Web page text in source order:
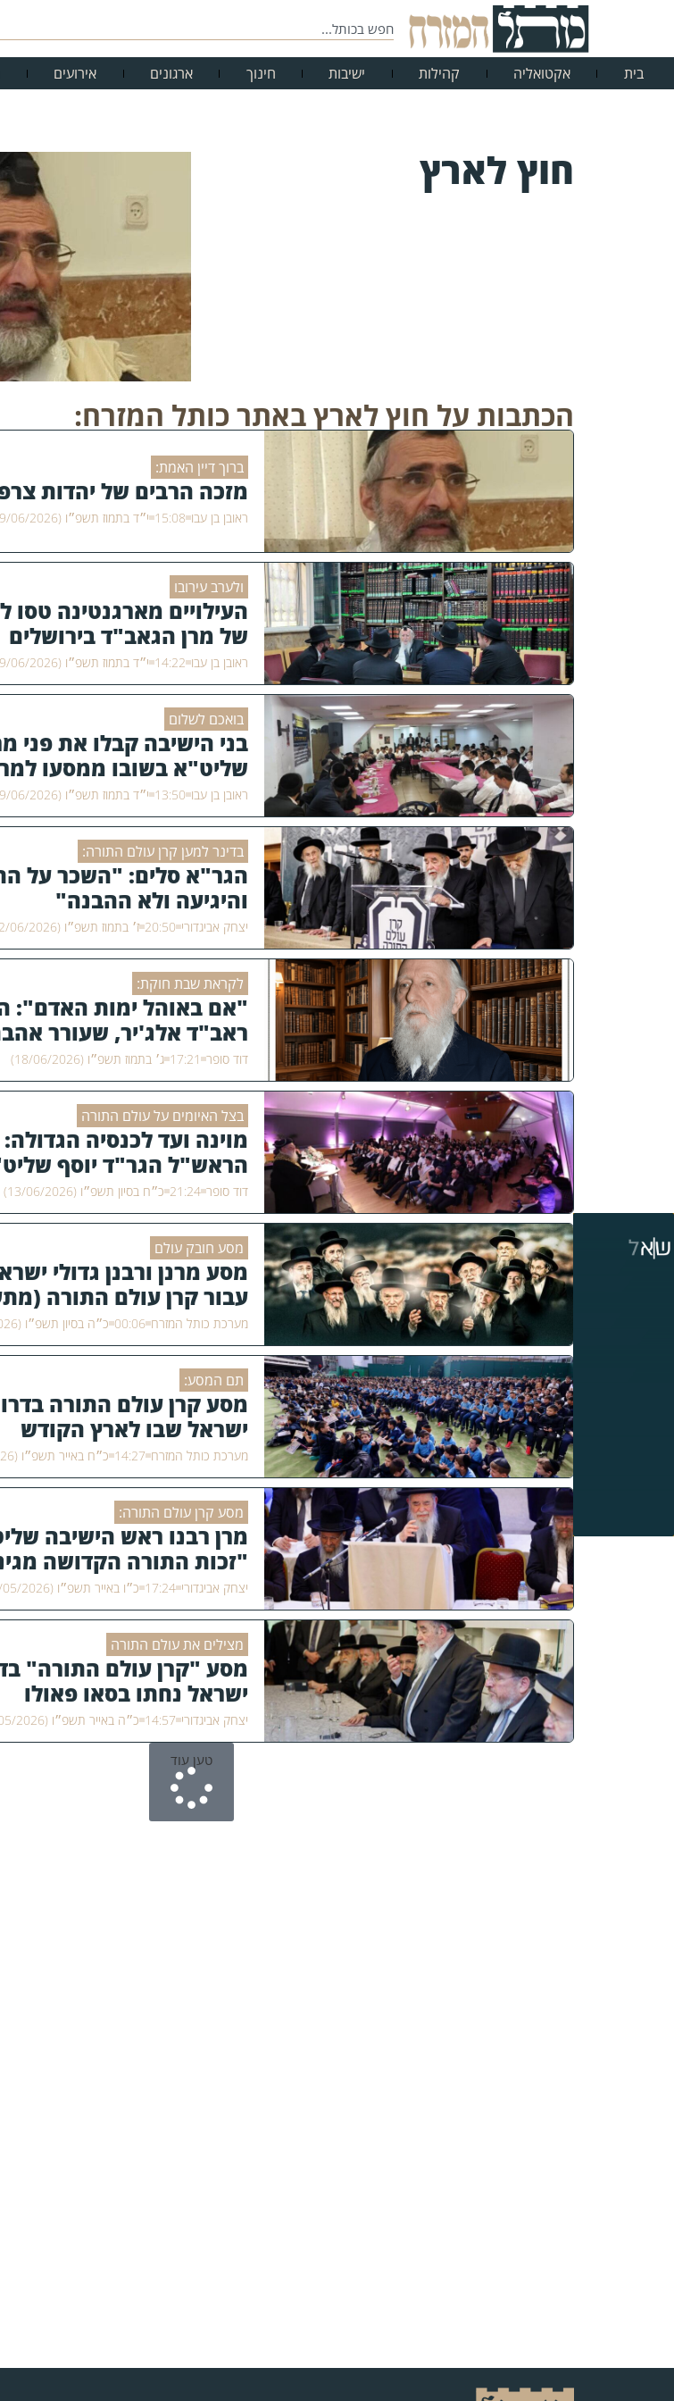
בית אקטואליה קהילות ישיבות חינוך ארגונים אירועים
חוץ לארץ
הכתבות על חוץ לארץ באתר כותל המזרח:
ברוך דיין האמת:
מזכה הרבים של יהדות
ראובן בן עבו 15:08 י״ד בתמוז תשפ״ו (29/06/2026)
ולערב עירובו
העילויים מארגנטינה
של מרן הגאב"ד בירושלים
ראובן בן עבו 14:22 י״ד בתמוז תשפ״ו (29/06/2026)
בואכם לשלום
בני הישיבה קבלו את פני
שליט"א בשובו ממסעו
ראובן בן עבו 13:50 י״ד בתמוז תשפ״ו (29/06/2026)
בדינר למען קרן עולם התורה:
הגר"א סלים: "השכר על
והיגיעה ולא ההבנה"
יצחק אביגדורי 20:50 ז׳ בתמוז תשפ״ו (22/06/2026)
לקראת שבת חוקת:
"אם באוהל ימות האדם":
ראב"ד אלג'יר, שעורר
דוד סופר 17:21 ג׳ בתמוז תשפ״ו (18/06/2026)
בצל האיומים על עולם התורה
מוינה ועד לכנסיה
הראש"ל הגר"ד יוסף
דוד סופר 21:24 כ״ח בסיון תשפ״ו (13/06/2026)
מסע חובק עולם
מסע מרנן ורבנן גדולי
עבור קרן עולם התורה
מערכת כותל המזרח 00:06 כ״ה בסיון תשפ״ו (10/06/2026)
תם המסע:
מסע קרן עולם התורה
ישראל שבו לארץ הקודש
מערכת כותל המזרח 14:27 כ״ח באייר תשפ״ו (15/05/2026)
מסע קרן עולם התורה:
מרן רבנו ראש הישיבה
"זכות התורה הקדושה
יצחק אביגדורי 17:24 כ״ו באייר תשפ״ו (13/05/2026)
מצילים את עולם התורה
מסע "קרן עולם התורה"
ישראל נחתו בסאו פאולו
יצחק אביגדורי 14:57 כ״ה באייר תשפ״ו (12/05/2026)
טען עוד